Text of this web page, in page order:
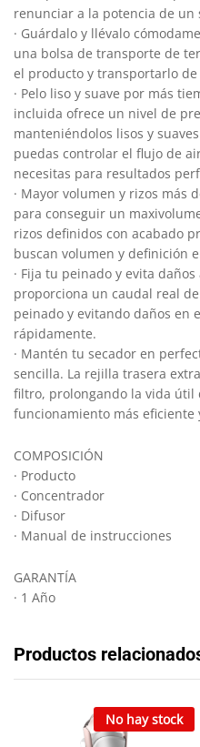
renunciar a la potencia de un
· Guárdalo y llévalo
una bolsa de transporte de
el producto y transportarlo
· Pelo liso y suave por más
incluida ofrece un nivel de
manteniéndolos lisos y
puedas controlar el flujo de
necesitas para resultados
· Mayor volumen y rizos más
para conseguir un
rizos definidos con acabado
buscan volumen y definición
· Fija tu peinado y evita
proporciona un caudal real
peinado y evitando daños en
rápidamente.
· Mantén tu secador en
sencilla. La rejilla trasera
filtro, prolongando la vida útil
funcionamiento más eficiente
COMPOSICIÓN
· Producto
· Concentrador
· Difusor
· Manual de instrucciones
GARANTÍA
· 1 Año
Productos
No hay stock